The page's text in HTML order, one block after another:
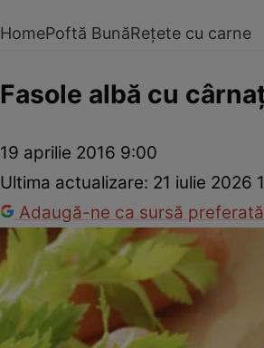
HomePoftă BunăRețete cu carne
Fasole albă cu
19 aprilie 2016 9:00
Ultima actualizare: 21 iulie 2026
Adaugă-ne ca sursă